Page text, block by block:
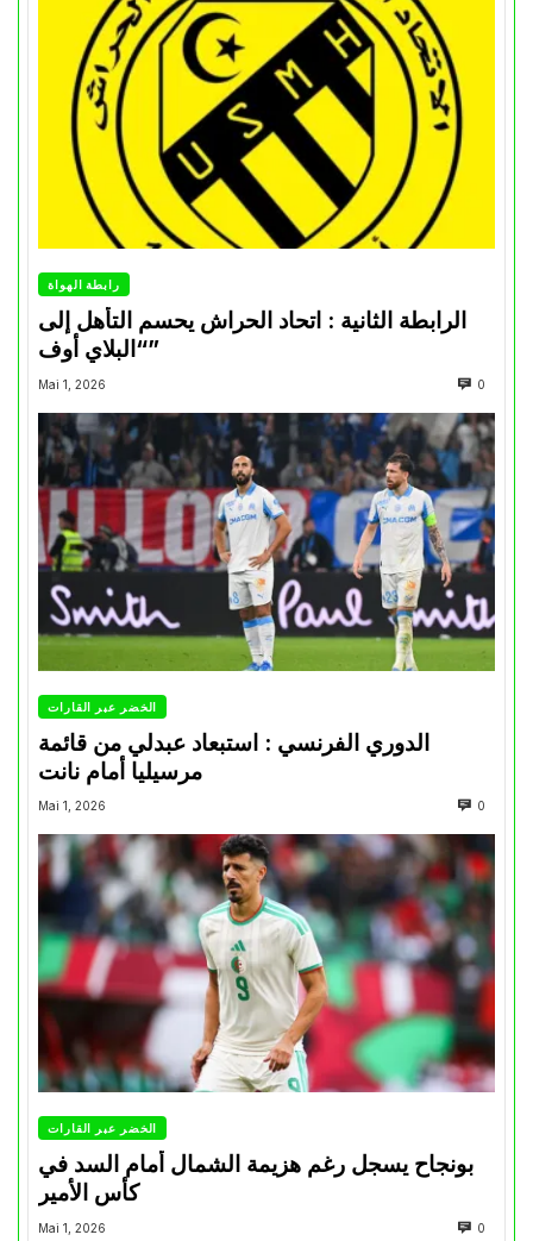
رابطة الهواة
الرابطة الثانية : اتحاد الحراش يحسم التأهل إلى
“البلاي أوف”
Mai 1, 2026 0
الخضر عبر القارات
الدوري الفرنسي : استبعاد عبدلي من قائمة
مرسيليا أمام نانت
Mai 1, 2026 0
الخضر عبر القارات
بونجاح يسجل رغم هزيمة الشمال أمام السد في
كأس الأمير
Mai 1, 2026 0